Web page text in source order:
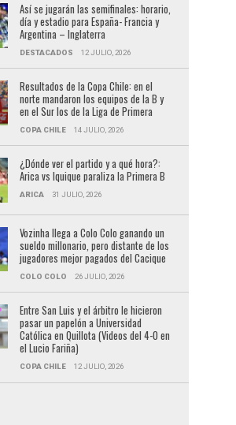
Así se jugarán las semifinales: horario,
día y estadio para España- Francia y
Argentina – Inglaterra
DESTACADOS 12 JULIO, 2026
Resultados de la Copa Chile: en el
norte mandaron los equipos de la B y
en el Sur los de la Liga de Primera
COPA CHILE 14 JULIO, 2026
¿Dónde ver el partido y a qué hora?:
Arica vs Iquique paraliza la Primera B
ARICA 31 JULIO, 2026
Vozinha llega a Colo Colo ganando un
sueldo millonario, pero distante de los
jugadores mejor pagados del Cacique
COLO COLO 26 JULIO, 2026
Entre San Luis y el árbitro le hicieron
pasar un papelón a Universidad
Católica en Quillota (Videos del 4-0 en
el Lucio Fariña)
COPA CHILE 12 JULIO, 2026